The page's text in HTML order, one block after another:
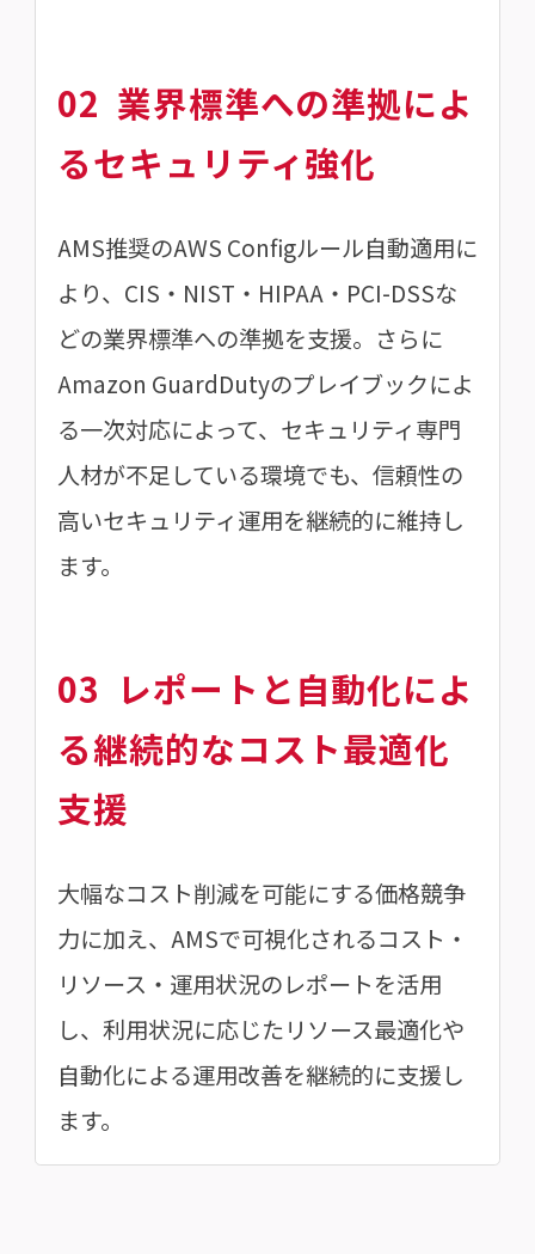
02 業界標準への準拠によ
るセキュリティ強化
AMS推奨のAWS Configルール自動適用に
より、CIS・NIST・HIPAA・PCI-DSSな
どの業界標準への準拠を支援。さらに
Amazon GuardDutyのプレイブックによ
る一次対応によって、セキュリティ専門
人材が不足している環境でも、信頼性の
高いセキュリティ運用を継続的に維持し
ます。
03 レポートと自動化によ
る継続的なコスト最適化
支援
大幅なコスト削減を可能にする価格競争
力に加え、AMSで可視化されるコスト・
リソース・運用状況のレポートを活用
し、利用状況に応じたリソース最適化や
自動化による運用改善を継続的に支援し
ます。